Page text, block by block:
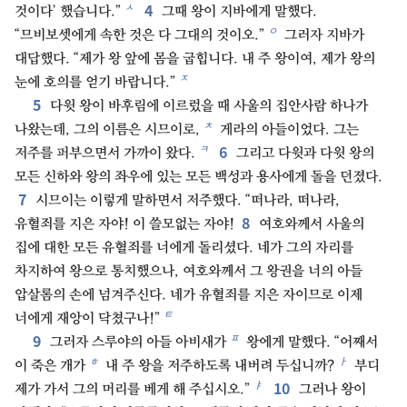
것이다’ 했습니다.” ㅅ 4 그때 왕이 지바에게 말했다.
“므비보셋에게 속한 것은 다 그대의 것이오.” ㅇ 그러자 지바가
대답했다. “제가 왕 앞에 몸을 굽힙니다. 내 주 왕이여, 제가 왕의
눈에 호의를 얻기 바랍니다.” ㅈ
5 다윗 왕이 바후림에 이르렀을 때 사울의 집안사람 하나가
나왔는데, 그의 이름은 시므이로, ㅊ 게라의 아들이었다. 그는
저주를 퍼부으면서 가까이 왔다. ㅋ 6 그리고 다윗과 다윗 왕의
모든 신하와 왕의 좌우에 있는 모든 백성과 용사에게 돌을 던졌다.
7 시므이는 이렇게 말하면서 저주했다. “떠나라, 떠나라,
유혈죄를 지은 자야! 이 쓸모없는 자야! 8
여호와께서 사울의
집에 대한 모든 유혈죄를 너에게 돌리셨다. 네가 그의 자리를
차지하여 왕으로 통치했으나, 여호와께서 그 왕권을 너의 아들
압살롬의 손에 넘겨주신다. 네가 유혈죄를 지은 자이므로 이제
너에게 재앙이 닥쳤구나!” ㅌ
9 그러자 스루야의 아들 아비새가 ㅍ 왕에게 말했다. “어째서
이 죽은 개가 ㅎ 내 주 왕을 저주하도록 내버려 두십니까? ㅏ 부디
제가 가서 그의 머리를 베게 해 주십시오.” ㅑ 10 그러나 왕이